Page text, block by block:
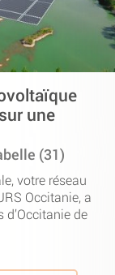
une
(31)
votre réseau
Occitanie, a
de